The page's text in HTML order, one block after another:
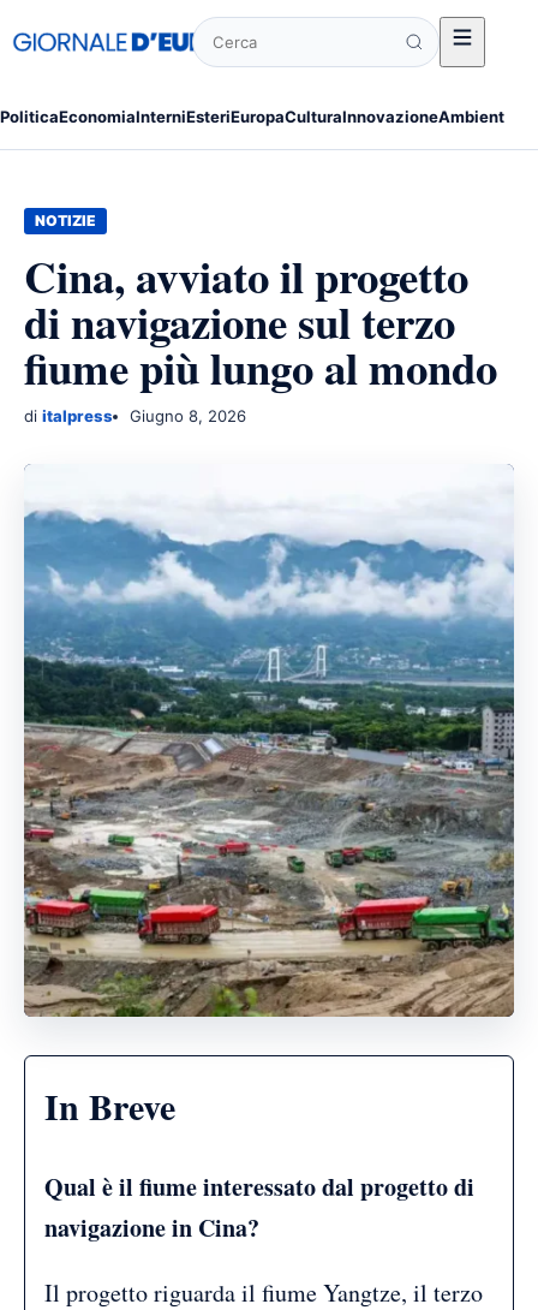
PoliticaEconomiaInterniEsteriEuropaCulturaInnovazioneAmbiente
Cerca
NOTIZIE
Cina, avviato il progetto
di navigazione sul terzo
fiume più lungo al mondo
di italpress Giugno 8, 2026
In Breve
Qual è il fiume interessato dal progetto di
navigazione in Cina?
Il progetto riguarda il fiume Yangtze, il terzo